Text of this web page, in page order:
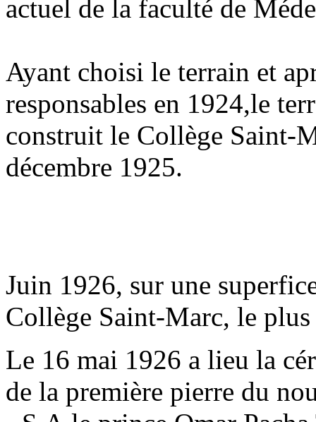
actuel de la faculté de
Ayant choisi le terrain et
responsables en 1924,le
construit le Collège Saint-
décembre 1925.
Juin 1926, sur une
Collège Saint-Marc, le
Le 16 mai 1926 a lieu la
de la première pierre du